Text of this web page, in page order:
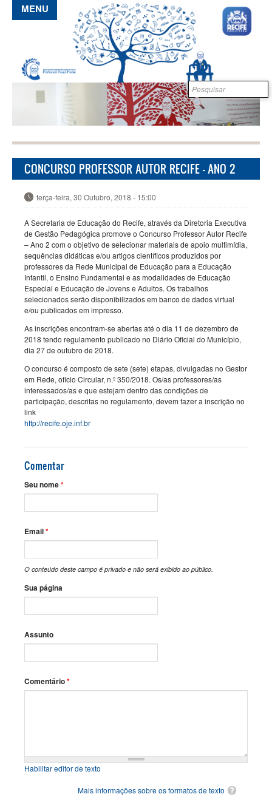
Pular para o conteúdo principal
Formulário de
busca
MENU
CONCURSO PROFESSOR AUTOR RECIFE - ANO 2
terça-feira, 30 Outubro, 2018 - 15:00
A Secretaria de Educação do Recife, através da Diretoria Executiva
de Gestão Pedagógica promove o Concurso Professor Autor Recife
– Ano 2 com o objetivo de selecionar materiais de apoio multimídia,
sequências didáticas e/ou artigos científicos produzidos por
professores da Rede Municipal de Educação para a Educação
Infantil, o Ensino Fundamental e as modalidades de Educação
Especial e Educação de Jovens e Adultos. Os trabalhos
selecionados serão disponibilizados em banco de dados virtual
e/ou publicados em impresso.
As inscrições encontram-se abertas até o dia 11 de dezembro de
2018 tendo regulamento publicado no Diário Oficial do Município,
dia 27 de outubro de 2018.
O concurso é composto de sete (sete) etapas, divulgadas no Gestor
em Rede, ofício Circular, n.º 350/2018. Os/as professores/as
interessados/as e que estejam dentro das condições de
participação, descritas no regulamento, devem fazer a inscrição no
link
http://recife.oje.inf.br
Comentar
Seu nome*
Email*
O conteúdo deste campo é privado e não será exibido ao público.
Sua página
Assunto
Comentário*
Habilitar editor de texto
Mais informações sobre os formatos de texto